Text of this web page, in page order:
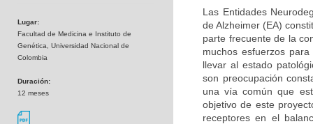
Lugar:
Facultad de Medicina e Instituto de
Genética, Universidad Nacional de
Colombia
Duración:
12 meses
Las Entidades
de Alzheimer (EA)
parte frecuente de la
muchos esfuerzos
llevar al estado
son preocupación
una vía común que
objetivo de este
receptores en el